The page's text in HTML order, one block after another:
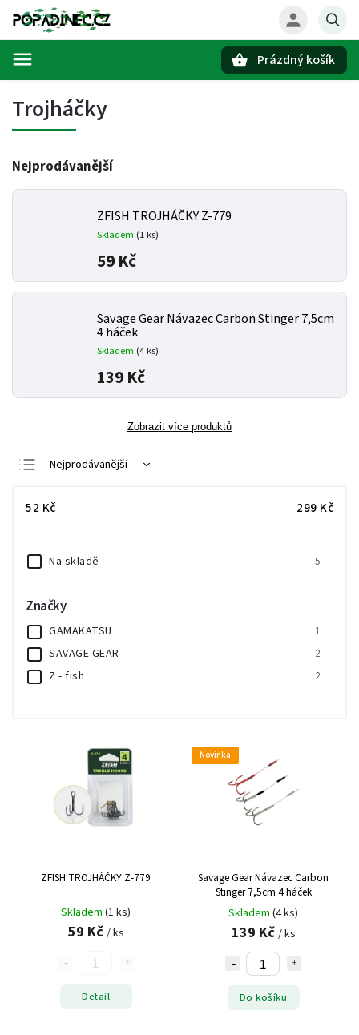
Prázdný košík
Trojháčky
Nejprodávanější
ZFISH TROJHÁČKY Z-779
Skladem (1 ks)
59 Kč
Savage Gear Návazec Carbon Stinger 7,5cm
4 háček
Skladem (4 ks)
139 Kč
Zobrazit více produktů
Nejprodávanější
Nejdražší
52 Kč 299 Kč
Na skladě 5
Značky
GAMAKATSU 1
SAVAGE GEAR 2
Z - fish 2
ZFISH TROJHÁČKY Z-779
Skladem (1 ks)
59 Kč / ks
Detail
Novinka
Savage Gear Návazec Carbon
Stinger 7,5cm 4 háček
Skladem (4 ks)
139 Kč / ks
Do košíku